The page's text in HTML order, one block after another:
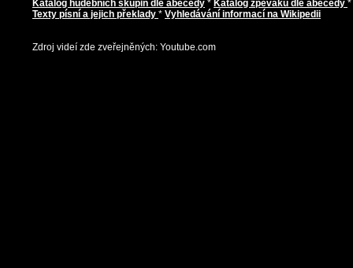
Katalog hudebních skupin dle abecedy * Katalog zpěváků dle abecedy *
Texty písní a jejich překlady * Vyhledávání informací na Wikipedii
Zdroj videí zde zveřejněných: Youtube.com